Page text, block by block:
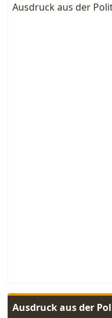
Ausdruck aus der
Ausdruck aus der